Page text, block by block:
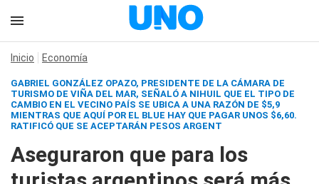
Inicio Economía
GABRIEL GONZÁLEZ OPAZO, PRESIDENTE DE LA CÁMARA DE
TURISMO DE VIÑA DEL MAR, SEÑALÓ A NIHUIL QUE EL TIPO DE
CAMBIO EN EL VECINO PAÍS SE UBICA A UNA RAZÓN DE $5,9
MIENTRAS QUE AQUÍ POR EL BLUE HAY QUE PAGAR UNOS $6,60.
RATIFICÓ QUE SE ACEPTARÁN PESOS ARGENT
Aseguraron que para los